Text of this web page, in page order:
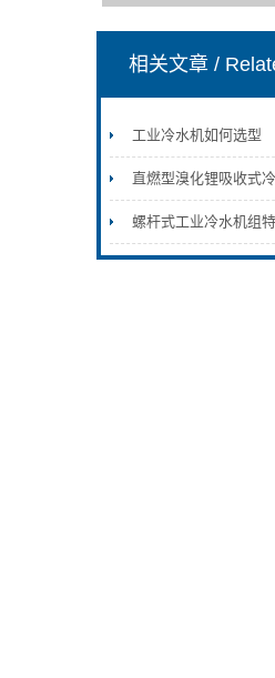
相关文章/
工业冷水机如何选型
直燃型溴化锂吸收式
螺杆式工业冷水机组